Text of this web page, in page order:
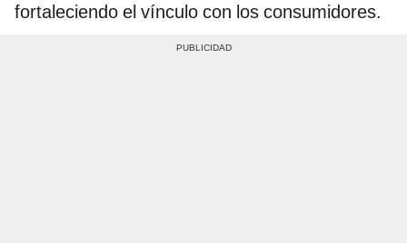
fortaleciendo el vínculo con los consumidores.